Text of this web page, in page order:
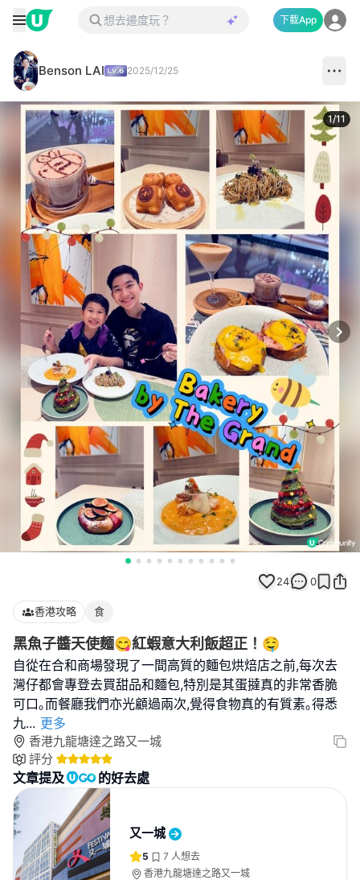
下載App
Benson LAI 2025/12/25
1/11
24 0
香港攻略 食
黑魚子醬天使麵😋紅蝦意大利飯超正！🤤
自從在合和商場發現了一間高質的麵包烘焙店之前,每次去
灣仔都會專登去買甜品和麵包,特別是其蛋撻真的非常香脆
可口｡而餐廳我們亦光顧過兩次,覺得食物真的有質素｡得悉
九... 更多
香港九龍塘達之路又一城
評分
文章提及 的好去處
又一城
5 7 人想去
香港九龍塘達之路又一城